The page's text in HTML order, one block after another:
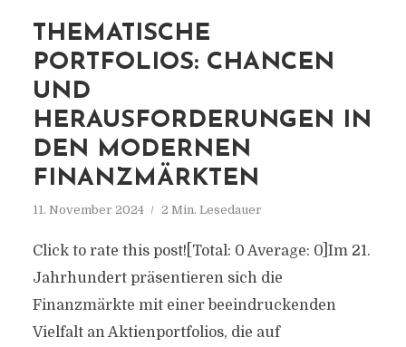
THEMATISCHE
PORTFOLIOS: CHANCEN
UND
HERAUSFORDERUNGEN IN
DEN MODERNEN
FINANZMÄRKTEN
11. November 2024 2 Min. Lesedauer
Click to rate this post![Total: 0 Average: 0]Im 21.
Jahrhundert präsentieren sich die
Finanzmärkte mit einer beeindruckenden
Vielfalt an Aktienportfolios, die auf